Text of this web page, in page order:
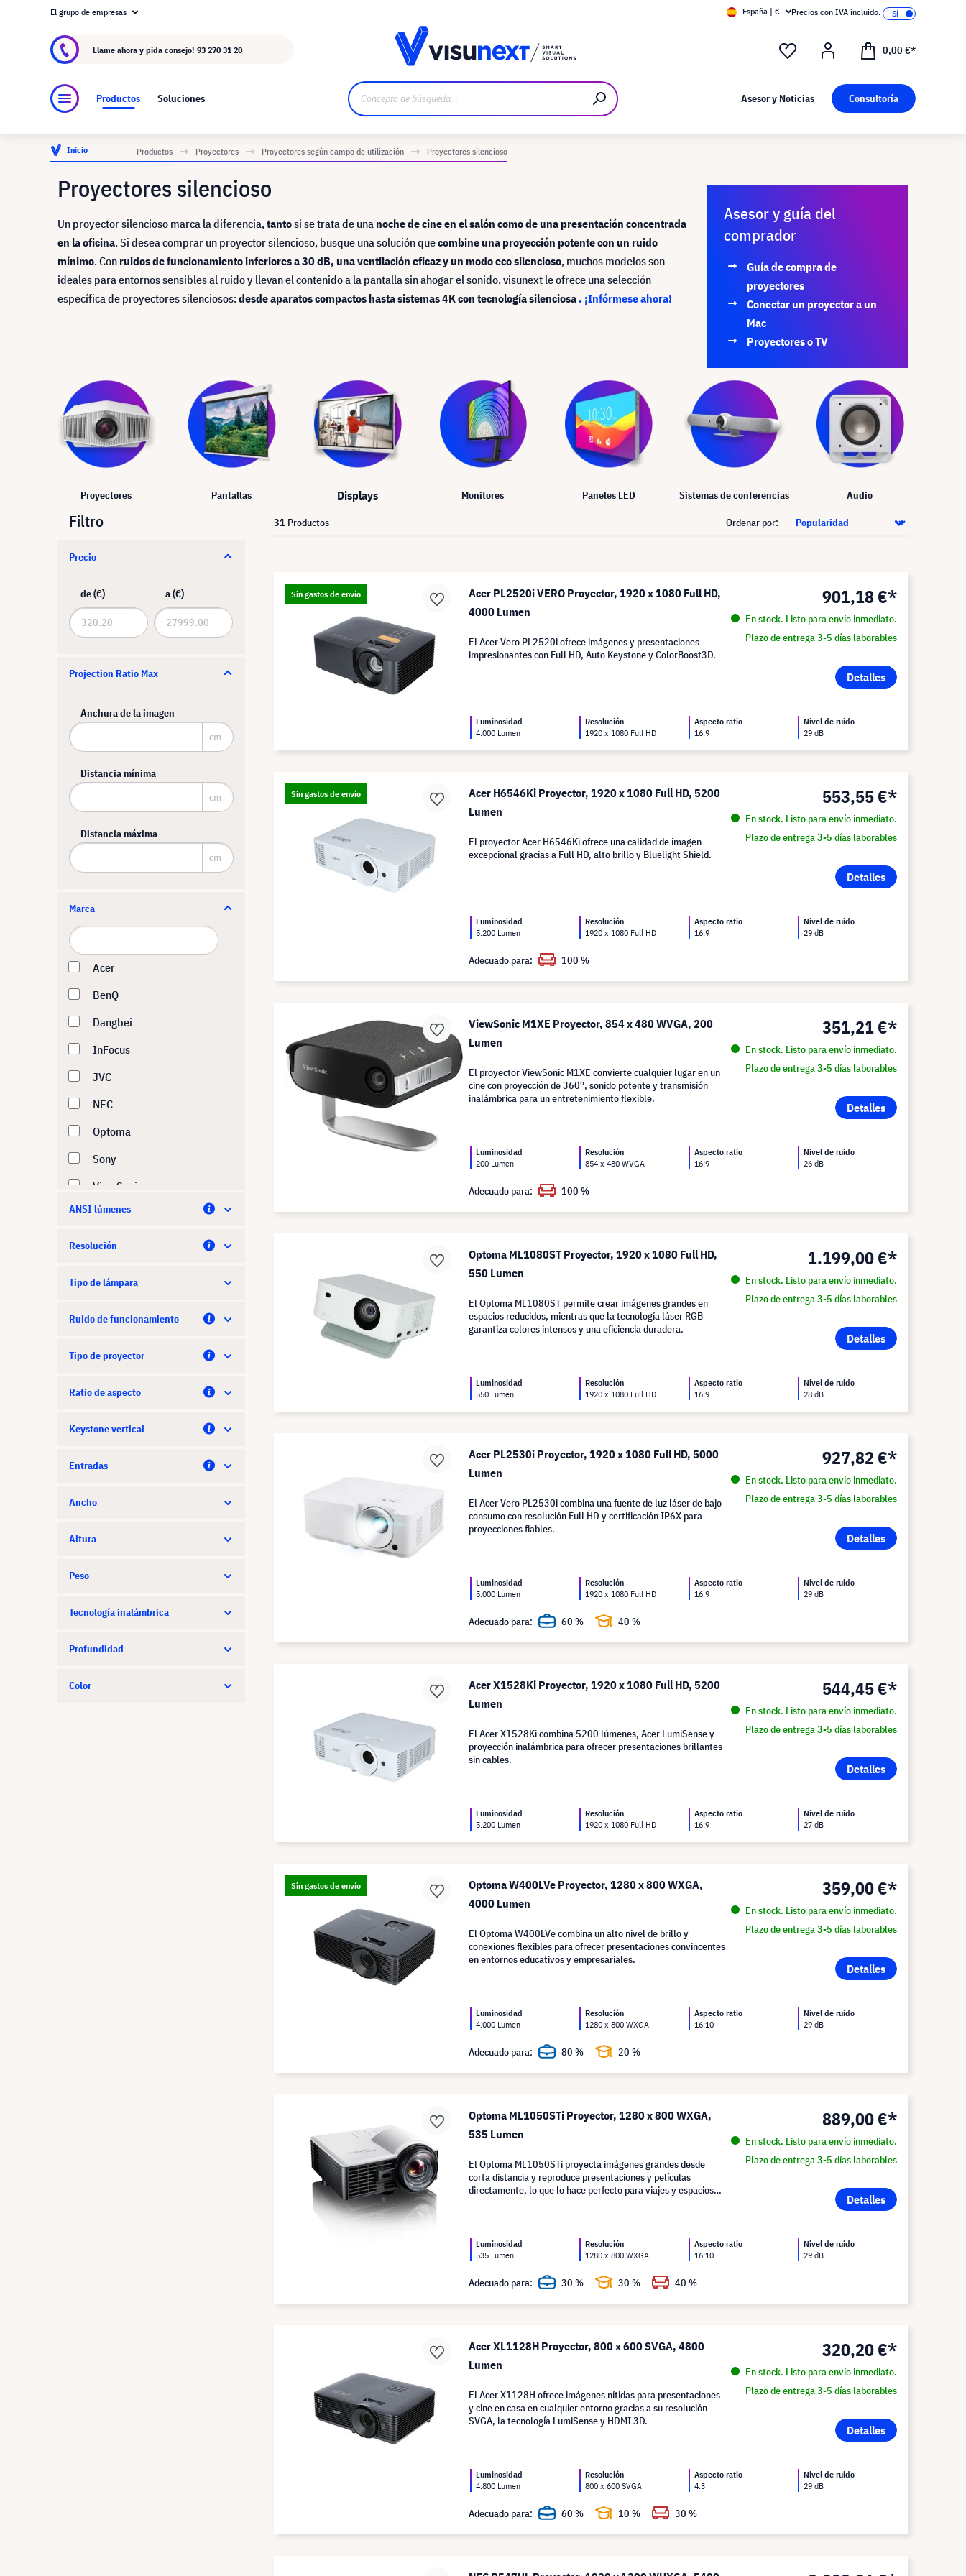
Acerca de visunext.es
El grupo de empresas España | € Precios con IVA incluido.
Llame ahora y pida consejo! 93 270 31 20 0,00 €*
Productos Soluciones Asesor y Noticias Consultoría
Inicio Productos Proyectores Proyectores según campo de utilización Proyectores silencioso
Proyectores silencioso
Un proyector silencioso marca la diferencia,tantosi se trata de una noche de cine en el salón como de una presentación concentrada
en la oficina. Si desea comprar un proyector silencioso, busque una solución quecombine una proyección potente con un ruido
mínimo. Con ruidos de funcionamiento inferiores a 30 dB, una ventilación eficaz y un modo eco silencioso, muchos modelos son
ideales para entornos sensibles al ruido y llevan el contenido a la pantalla sin ahogar el sonido. visunext le ofrece una selección
específica de proyectores silenciosos:desde aparatos compactos hasta sistemas 4K con tecnología silenciosa . ¡Infórmese ahora!
Asesor y guía del
comprador
Guía de compra de
proyectores
Conectar un proyector a un
Mac
Proyectores o TV
Proyectores Pantallas Displays Monitores Paneles LED Sistemas de conferencias Audio
Filtro
Precio
de (€) a (€)
Projection Ratio Max
Anchura de la imagen
cm
Distancia mínima
cm
Distancia máxima
cm
Marca
Acer
BenQ
Dangbei
InFocus
JVC
NEC
Optoma
Sony
ViewSonic
ANSI lúmenes
Resolución
Tipo de lámpara
Ruido de funcionamiento
Tipo de proyector
Ratio de aspecto
Keystone vertical
Entradas
Ancho
Altura
Peso
Tecnología inalámbrica
Profundidad
Color
31 Productos Ordenar por:
Sin gastos de envío
Acer PL2520i VERO Proyector, 1920 x 1080 Full HD,
4000 Lumen
901,18 €*
En stock. Listo para envío inmediato.
Plazo de entrega 3-5 días laborables
Detalles
El Acer Vero PL2520i ofrece imágenes y presentaciones
impresionantes con Full HD, Auto Keystone y ColorBoost3D.
Luminosidad
4.000 Lumen
Resolución
1920 x 1080 Full HD
Aspecto ratio
16:9
Nivel de ruido
29 dB
Sin gastos de envío
Acer H6546Ki Proyector, 1920 x 1080 Full HD, 5200
Lumen
553,55 €*
En stock. Listo para envío inmediato.
Plazo de entrega 3-5 días laborables
Detalles
El proyector Acer H6546Ki ofrece una calidad de imagen
excepcional gracias a Full HD, alto brillo y Bluelight Shield.
Luminosidad
5.200 Lumen
Resolución
1920 x 1080 Full HD
Aspecto ratio
16:9
Nivel de ruido
29 dB
Adecuado para: 100 %
ViewSonic M1XE Proyector, 854 x 480 WVGA, 200
Lumen
351,21 €*
En stock. Listo para envío inmediato.
Plazo de entrega 3-5 días laborables
Detalles
El proyector ViewSonic M1XE convierte cualquier lugar en un
cine con proyección de 360°, sonido potente y transmisión
inalámbrica para un entretenimiento flexible.
Luminosidad
200 Lumen
Resolución
854 x 480 WVGA
Aspecto ratio
16:9
Nivel de ruido
26 dB
Adecuado para: 100 %
Optoma ML1080ST Proyector, 1920 x 1080 Full HD,
550 Lumen
1.199,00 €*
En stock. Listo para envío inmediato.
Plazo de entrega 3-5 días laborables
Detalles
El Optoma ML1080ST permite crear imágenes grandes en
espacios reducidos, mientras que la tecnología láser RGB
garantiza colores intensos y una eficiencia duradera.
Luminosidad
550 Lumen
Resolución
1920 x 1080 Full HD
Aspecto ratio
16:9
Nivel de ruido
28 dB
Acer PL2530i Proyector, 1920 x 1080 Full HD, 5000
Lumen
927,82 €*
En stock. Listo para envío inmediato.
Plazo de entrega 3-5 días laborables
Detalles
El Acer Vero PL2530i combina una fuente de luz láser de bajo
consumo con resolución Full HD y certificación IP6X para
proyecciones fiables.
Luminosidad
5.000 Lumen
Resolución
1920 x 1080 Full HD
Aspecto ratio
16:9
Nivel de ruido
29 dB
Adecuado para: 60 % 40 %
Acer X1528Ki Proyector, 1920 x 1080 Full HD, 5200
Lumen
544,45 €*
En stock. Listo para envío inmediato.
Plazo de entrega 3-5 días laborables
Detalles
El Acer X1528Ki combina 5200 lúmenes, Acer LumiSense y
proyección inalámbrica para ofrecer presentaciones brillantes
sin cables.
Luminosidad
5.200 Lumen
Resolución
1920 x 1080 Full HD
Aspecto ratio
16:9
Nivel de ruido
27 dB
Sin gastos de envío
Optoma W400LVe Proyector, 1280 x 800 WXGA,
4000 Lumen
359,00 €*
En stock. Listo para envío inmediato.
Plazo de entrega 3-5 días laborables
Detalles
El Optoma W400LVe combina un alto nivel de brillo y
conexiones flexibles para ofrecer presentaciones convincentes
en entornos educativos y empresariales.
Luminosidad
4.000 Lumen
Resolución
1280 x 800 WXGA
Aspecto ratio
16:10
Nivel de ruido
29 dB
Adecuado para: 80 % 20 %
Optoma ML1050STi Proyector, 1280 x 800 WXGA,
535 Lumen
889,00 €*
En stock. Listo para envío inmediato.
Plazo de entrega 3-5 días laborables
Detalles
El Optoma ML1050STi proyecta imágenes grandes desde
corta distancia y reproduce presentaciones y películas
directamente, lo que lo hace perfecto para viajes y espacios
Luminosidad
535 Lumen
Resolución
1280 x 800 WXGA
Aspecto ratio
16:10
Nivel de ruido
29 dB
Adecuado para: 30 % 30 % 40 %
Acer XL1128H Proyector, 800 x 600 SVGA, 4800
Lumen
320,20 €*
En stock. Listo para envío inmediato.
Plazo de entrega 3-5 días laborables
Detalles
El Acer X1128H ofrece imágenes nítidas para presentaciones
y cine en casa en cualquier entorno gracias a su resolución
SVGA, la tecnología LumiSense y HDMI 3D.
Luminosidad
4.800 Lumen
Resolución
800 x 600 SVGA
Aspecto ratio
4:3
Nivel de ruido
29 dB
Adecuado para: 60 % 10 % 30 %